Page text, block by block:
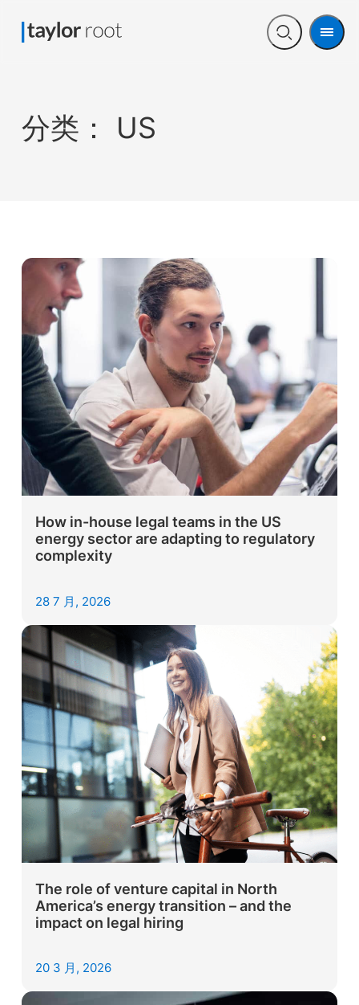
Open
Menu
分类： US
How in-house legal teams in the US
energy sector are adapting to regulatory
complexity
28 7 月, 2026
The role of venture capital in North
America’s energy transition – and the
impact on legal hiring
20 3 月, 2026